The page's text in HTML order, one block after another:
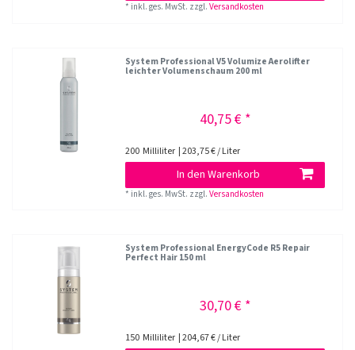
* inkl. ges. MwSt. zzgl.Versandkosten
System Professional V5 Volumize Aerolifter
leichter Volumenschaum 200 ml
40,75 € *
200 Milliliter | 203,75 € / Liter
In den Warenkorb
* inkl. ges. MwSt. zzgl.Versandkosten
System Professional EnergyCode R5 Repair
Perfect Hair 150 ml
30,70 € *
150 Milliliter | 204,67 € / Liter